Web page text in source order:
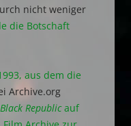
nicht weniger
die Botschaft
aus dem die
Archive.org
Black Republicauf